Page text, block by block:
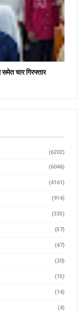
चार गिरफ्तार
(6202)
(6046)
(4161)
(914)
(335)
(57)
(47)
(20)
(15)
(14)
(4)